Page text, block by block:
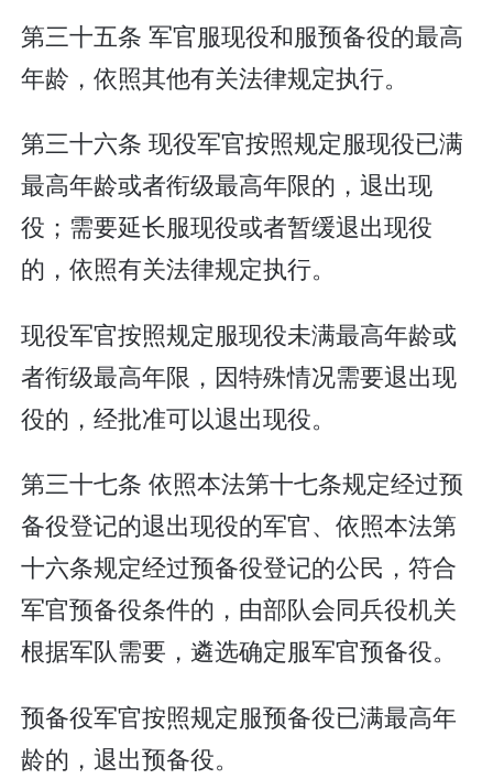
第三十五条 军官服现役和服预备役的最高
年龄，依照其他有关法律规定执行。
第三十六条 现役军官按照规定服现役已满
最高年龄或者衔级最高年限的，退出现
役；需要延长服现役或者暂缓退出现役
的，依照有关法律规定执行。
现役军官按照规定服现役未满最高年龄或
者衔级最高年限，因特殊情况需要退出现
役的，经批准可以退出现役。
第三十七条 依照本法第十七条规定经过预
备役登记的退出现役的军官、依照本法第
十六条规定经过预备役登记的公民，符合
军官预备役条件的，由部队会同兵役机关
根据军队需要，遴选确定服军官预备役。
预备役军官按照规定服预备役已满最高年
龄的，退出预备役。